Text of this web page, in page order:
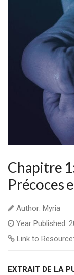
Chapitre
Précoces
Author: Myria
Year Published:
Link to Resource:
EXTRAIT DE LA